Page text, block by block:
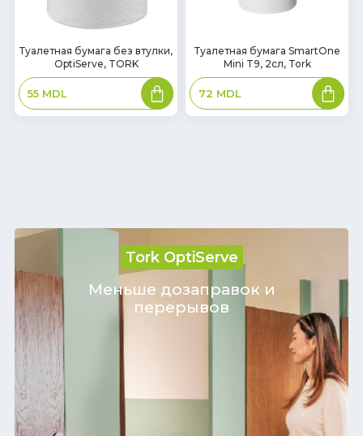
Tork OptiServe
Меньше дозаправок и
перерывов
В
наличии
Туалетная бумага без втулки,
OptiServe, TORK
55 MDL
В
корзину
В
наличии
Туалетная бумага SmartOne
Mini T9, 2сл, Tork
72 MDL
В
корзину